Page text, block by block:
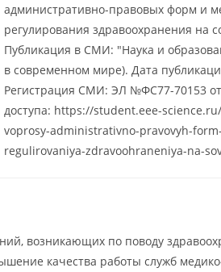
административно-правовых форм и
регулирования здравоохранения на
Публикация в СМИ: "Наука и
в современном мире). Дата
Регистрация СМИ: ЭЛ №ФС77-70153 от
доступа: https://student.eee-
voprosy-administrativno-pravovyh-
regulirovaniya-zdravoohraneniya-na-
возникающих по поводу
качества работы служб